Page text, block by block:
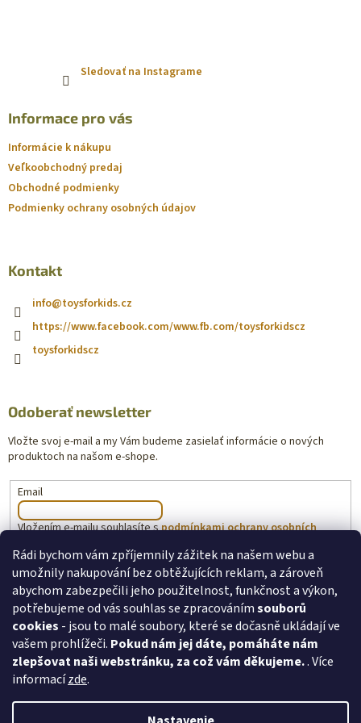
Rádi bychom vám zpříjemnily zážitek na našem webu a
umožnily nakupování bez obtěžujících reklam, a zároveň
abychom zabezpečili jeho použitelnost, funkčnost a výkon,
potřebujeme od vás souhlas se zpracovánímsouborů
cookies - jsou to malé soubory, které se dočasně ukládají ve
vašem prohlížeči. Pokud nám jej dáte, pomáháte nám
zlepšovat naši webstránku, za což vám děkujeme.. Více
informacízde.
Sledovať na Instagrame
Informace pro vás
Informácie k nákupu
Veľkoobchodný predaj
Obchodné podmienky
Podmienky ochrany osobných údajov
Kontakt
info@toysforkids.cz
https://www.facebook.com/www.fb.com/toysforkidscz
toysforkidscz
Odoberať newsletter
Vložte svoj e-mail a my Vám budeme zasielať informácie o nových
produktoch na našom e-shope.
Email
Vložením e-mailu souhlasíte spodmínkami ochrany osobních
PRIHLÁSIŤ SA
toysforkids.cz Ochrana osobních údajů